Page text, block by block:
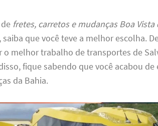
fretes, carretos e mudanças Boa Vista
saiba que você teve a melhor escolha.
melhor trabalho de transportes de
fique sabendo que você acabou
da Bahia.